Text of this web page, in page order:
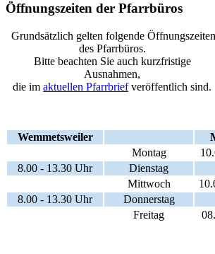
Öffnungszeiten der Pfarrbüros
Grundsätzlich gelten folgende Öffnungszeiten
des Pfarrbüros.
Bitte beachten Sie auch kurzfristige
Ausnahmen,
die imaktuellen Pfarrbriefveröffentlich sind.
Wemmetsweiler
Montag
8.00 - 13.30 Uhr
Dienstag
Mittwoch
8.00 - 13.30 Uhr
Donnerstag
Freitag